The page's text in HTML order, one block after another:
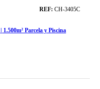
REF: CH-3405C
Parcela y Piscina